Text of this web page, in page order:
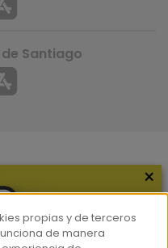
Santiago
×
propias y de terceros
de manera